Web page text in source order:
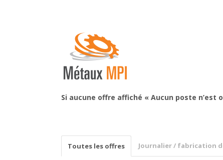
Si aucune offre affiché « Aucun poste
Toutes les offres Journalier / fabrication